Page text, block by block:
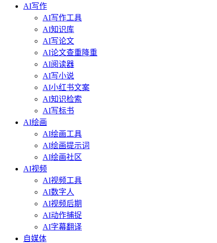
AI写作
AI写作工具
AI知识库
AI写论文
AI论文查重降重
AI阅读器
AI写小说
AI小红书文案
AI知识检索
AI写标书
AI绘画
AI绘画工具
AI绘画提示词
AI绘画社区
AI视频
AI视频工具
AI数字人
AI视频后期
AI动作捕捉
AI字幕翻译
自媒体